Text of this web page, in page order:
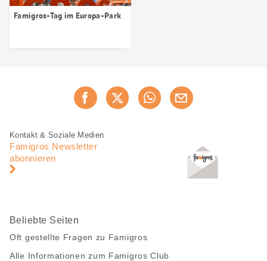
Famigros-Tag im Europa-Park
Jetzt weiterempfehlen
Fusszeile
Fusszeile
Navigation
Kontakt & Soziale Medien
Famigros Newsletter
abonnieren
Beliebte Seiten
Oft gestellte Fragen zu Famigros
Alle Informationen zum Famigros Club